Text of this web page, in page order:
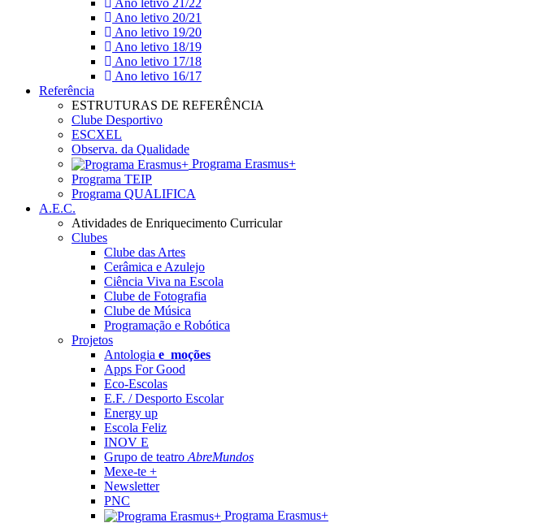
Ano letivo 20/21
Ano letivo 19/20
Ano letivo 18/19
Ano letivo 17/18
Ano letivo 16/17
Referência
ESTRUTURAS DE REFERÊNCIA
Clube Desportivo
ESCXEL
Observa. da Qualidade
Programa Erasmus+
Programa TEIP
Programa QUALIFICA
A.E.C.
Atividades de Enriquecimento Curricular
Clubes
Clube das Artes
Cerâmica e Azulejo
Ciência Viva na Escola
Clube de Fotografia
Clube de Música
Programação e Robótica
Projetos
Antologia e_moções
Apps For Good
Eco-Escolas
E.F. / Desporto Escolar
Energy up
Escola Feliz
INOV E
Grupo de teatro AbreMundos
Mexe-te +
Newsletter
PNC
Programa Erasmus+